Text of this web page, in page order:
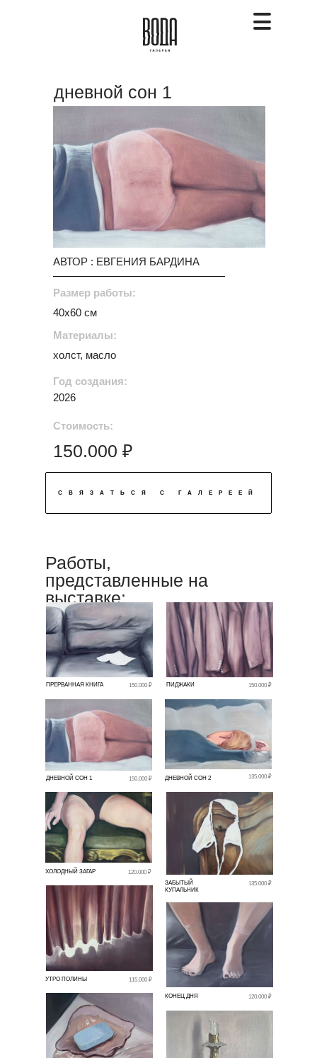
СВЯЗАТЬСЯ С ГАЛЕРЕЕЙ
дневной сон 1
Размер работы:
150.000 ₽
Стоимость:
Материалы:
холст, масло
Год создания:
2026
40х60 см
АВТОР : ЕВГЕНИЯ БАРДИНА
Работы,
представленные на
выставке:
ПРЕРВАННАЯ КНИГА 150.000 ₽
ДНЕВНОЙ СОН 2 135.000 ₽
ХОЛОДНЫЙ ЗАГАР
120.000 ₽
ЗАБЫТЫЙ
КУПАЛЬНИК
135.000 ₽
УТРО ПОЛИНЫ 115.000 ₽
КОНЕЦ ДНЯ 120.000 ₽
ПИДЖАКИ 150.000 ₽
ДНЕВНОЙ СОН 1 150.000 ₽